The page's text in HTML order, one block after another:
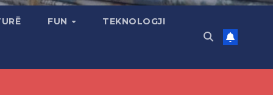
FUN TEKNOLOGJI